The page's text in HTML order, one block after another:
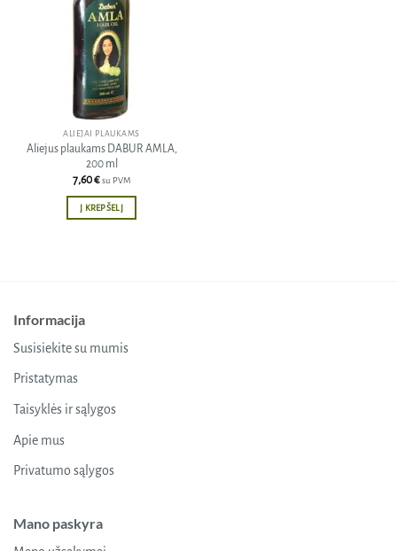
ALIEJAI PLAUKAMS
Aliejus plaukams DABUR AMLA,
200 ml
7,60€ su PVM
Į KREPŠELĮ
Informacija
Susisiekite su mumis
Pristatymas
Taisyklės ir sąlygos
Apie mus
Privatumo sąlygos
Mano paskyra